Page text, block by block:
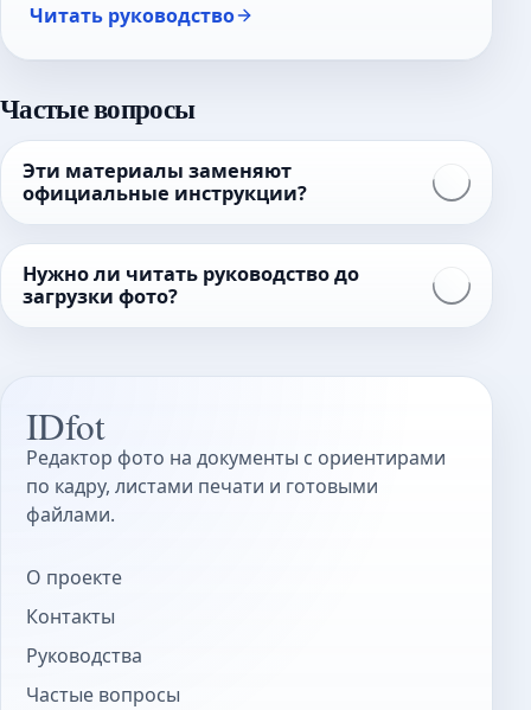
Читать руководство
Частые вопросы
Эти материалы заменяют
официальные инструкции?
Нужно ли читать руководство до
загрузки фото?
IDfot
Редактор фото на документы с ориентирами
по кадру, листами печати и готовыми
файлами.
О проекте
Контакты
Руководства
Частые вопросы